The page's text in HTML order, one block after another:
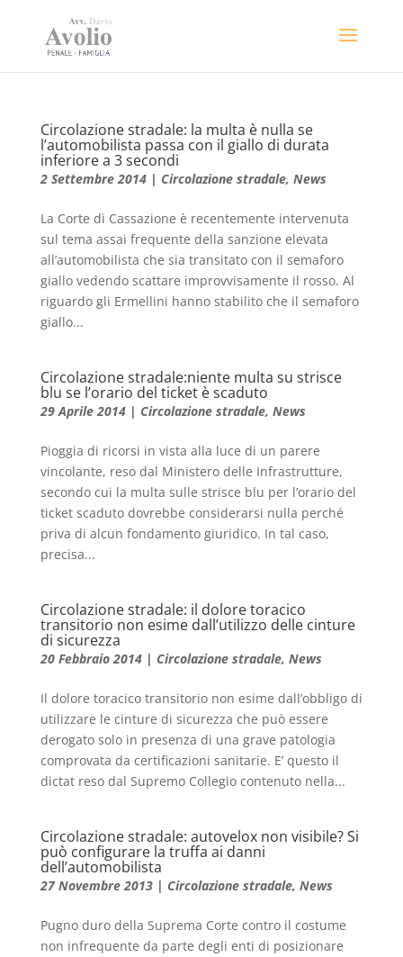
Circolazione stradale: la multa è nulla se
l’automobilista passa con il giallo di durata
inferiore a 3 secondi
2 Settembre 2014| Circolazione stradale, News
La Corte di Cassazione è recentemente intervenuta
sul tema assai frequente della sanzione elevata
all’automobilista che sia transitato con il semaforo
giallo vedendo scattare improvvisamente il rosso. Al
riguardo gli Ermellini hanno stabilito che il semaforo
giallo...
Circolazione stradale:niente multa su strisce
blu se l’orario del ticket è scaduto
29 Aprile 2014| Circolazione stradale, News
Pioggia di ricorsi in vista alla luce di un parere
vincolante, reso dal Ministero delle Infrastrutture,
secondo cui la multa sulle strisce blu per l’orario del
ticket scaduto dovrebbe considerarsi nulla perché
priva di alcun fondamento giuridico. In tal caso,
precisa...
Circolazione stradale: il dolore toracico
transitorio non esime dall’utilizzo delle cinture
di sicurezza
20 Febbraio 2014| Circolazione stradale, News
Il dolore toracico transitorio non esime dall’obbligo di
utilizzare le cinture di sicurezza che può essere
derogato solo in presenza di una grave patologia
comprovata da certificazioni sanitarie. E’ questo il
dictat reso dal Supremo Collegio contenuto nella...
Circolazione stradale: autovelox non visibile? Si
può configurare la truffa ai danni
dell’automobilista
27 Novembre 2013| Circolazione stradale, News
Pugno duro della Suprema Corte contro il costume
non infrequente da parte degli enti di posizionare